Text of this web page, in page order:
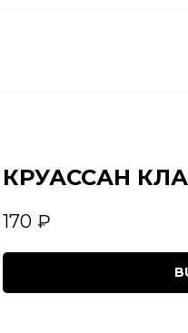
КРУАССАН
170 ₽